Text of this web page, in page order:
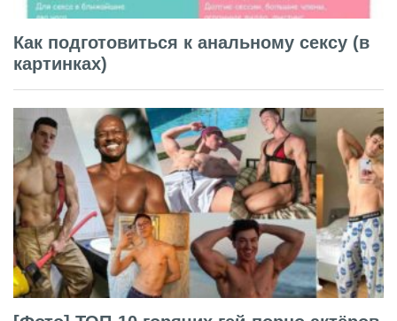
Как подготовиться к анальному сексу (в
картинках)